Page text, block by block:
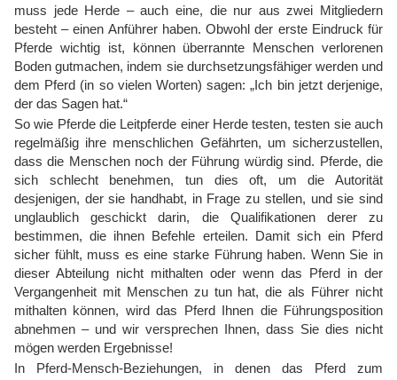
muss jede Herde – auch eine, die nur aus zwei Mitgliedern
besteht – einen Anführer haben. Obwohl der erste Eindruck für
Pferde wichtig ist, können überrannte Menschen verlorenen
Boden gutmachen, indem sie durchsetzungsfähiger werden und
dem Pferd (in so vielen Worten) sagen: „Ich bin jetzt derjenige,
der das Sagen hat.“
So wie Pferde die Leitpferde einer Herde testen, testen sie auch
regelmäßig ihre menschlichen Gefährten, um sicherzustellen,
dass die Menschen noch der Führung würdig sind. Pferde, die
sich schlecht benehmen, tun dies oft, um die Autorität
desjenigen, der sie handhabt, in Frage zu stellen, und sie sind
unglaublich geschickt darin, die Qualifikationen derer zu
bestimmen, die ihnen Befehle erteilen. Damit sich ein Pferd
sicher fühlt, muss es eine starke Führung haben. Wenn Sie in
dieser Abteilung nicht mithalten oder wenn das Pferd in der
Vergangenheit mit Menschen zu tun hat, die als Führer nicht
mithalten können, wird das Pferd Ihnen die Führungsposition
abnehmen – und wir versprechen Ihnen, dass Sie dies nicht
mögen werden Ergebnisse!
In Pferd-Mensch-Beziehungen, in denen das Pferd zum